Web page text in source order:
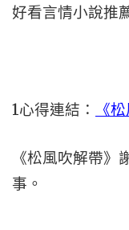
好看言情小說推
1心得連結： 《
《松風吹解帶
事。